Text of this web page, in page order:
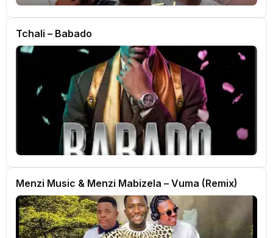
Tchali – Babado
Menzi Music & Menzi Mabizela – Vuma (Remix)